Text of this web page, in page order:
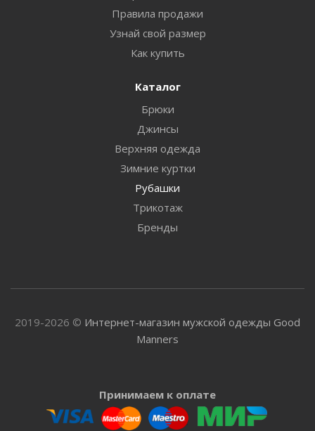
Правила продажи
Узнай свой размер
Как купить
Каталог
Брюки
Джинсы
Верхняя одежда
Зимние куртки
Рубашки
Трикотаж
Бренды
2019-2026 © Интернет-магазин мужской одежды Good
Manners
Принимаем к оплате